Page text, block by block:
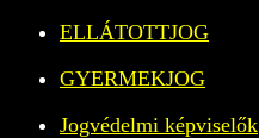
ELLÁTOTTJOG
GYERMEKJOG
Jogvédelmi képviselők